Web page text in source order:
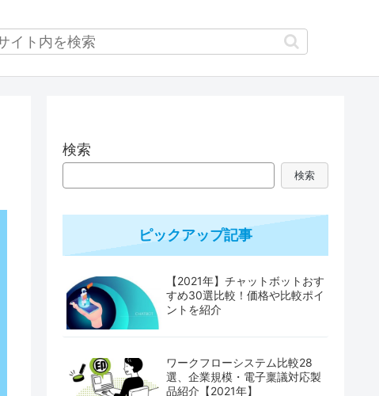
検索
検索
ピックアップ記事
【2021年】チャットボットおす
すめ30選比較！価格や比較ポイ
ントを紹介
ワークフローシステム比較28
選、企業規模・電子稟議対応製
品紹介【2021年】